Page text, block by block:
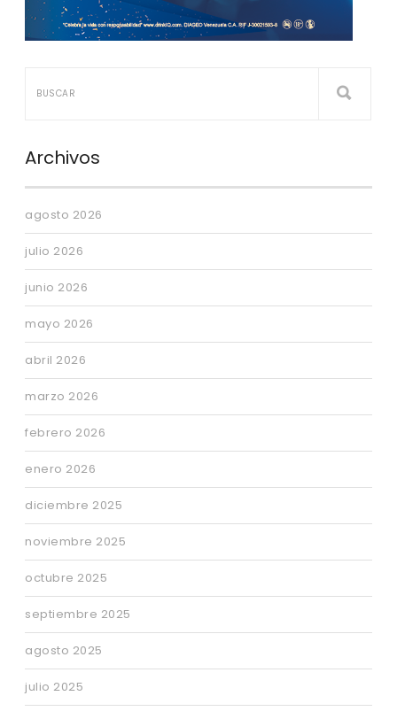
Archivos
agosto 2026
julio 2026
junio 2026
mayo 2026
abril 2026
marzo 2026
febrero 2026
enero 2026
diciembre 2025
noviembre 2025
octubre 2025
septiembre 2025
agosto 2025
julio 2025